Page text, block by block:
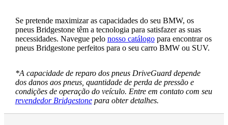
Se pretende maximizar as capacidades do seu BMW, os
pneus Bridgestone têm a tecnologia para satisfazer as suas
necessidades. Navegue pelo nosso catálogopara encontrar os
pneus Bridgestone perfeitos para o seu carro BMW ou SUV.
*A capacidade de reparo dos pneus DriveGuard depende
dos danos aos pneus, quantidade de perda de pressão e
condições de operação do veículo. Entre em contato com seu
revendedor Bridgestonepara obter detalhes.